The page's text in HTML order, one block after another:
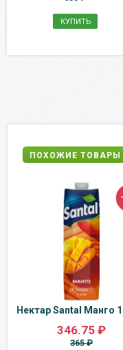
КУПИТЬ
ПОХОЖИЕ ТОВАРЫ
Нектар Santal Манго
346.75 ₽
365 ₽